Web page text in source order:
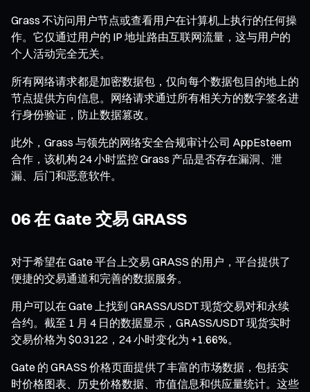
Grass 不访问用户节点或查看用户在计算机上执行的任何操
作。它仅通过用户的 IP 地址路由互联网流量，这与用户的
个人活动完全无关。
所有网络请求都是加密数据包，仅向每个数据包目的地上的
节点提供方向信息。网络请求通过所有相关方的数字签名进
行身份验证，防止数据篡改。
此外，Grass 与领先的网络安全合规审计公司 AppEsteem
合作，该机构 24 小时监控 Grass 产品是否存在漏洞、泄
漏、后门和恶意软件。
06 在 Gate 交易 GRASS
对于希望在 Gate 平台上交易 GRASS 的用户，平台提供了
便捷的交易通道和完善的数据服务。
用户可以在 Gate 上找到 GRASS/USDT 现货交易对和永续
合约。截至 1 月 4 日的数据显示，GRASS/USDT 现货实时
交易价格为 $0.3122，24 小时变化为 +1.66%。
Gate 的 GRASS 价格页面提供了丰富的市场数据，包括实
时价格图表、历史价格数据、市值信息和供应量统计。这些